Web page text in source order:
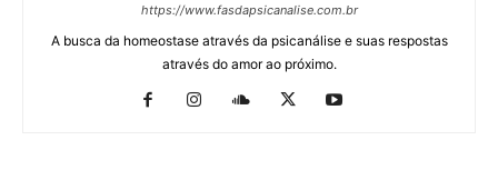
https://www.fasdapsicanalise.com.br
A busca da homeostase através da psicanálise e suas respostas
através do amor ao próximo.